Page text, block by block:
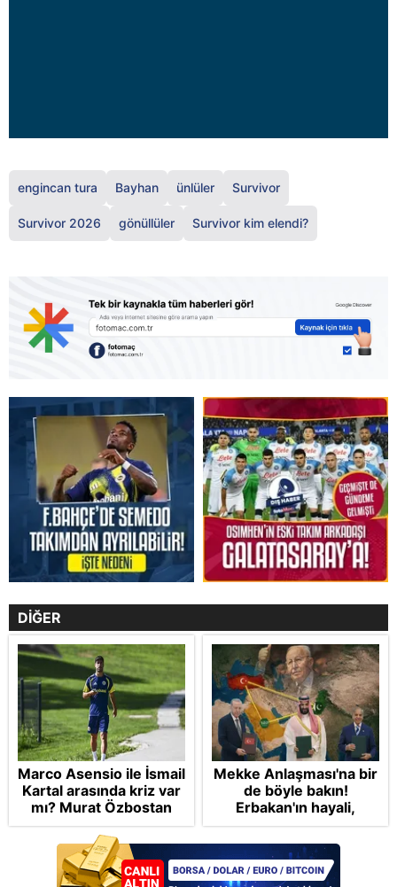
engincan tura Bayhan ünlüler Survivor
Survivor 2026 gönüllüler Survivor kim elendi?
DİĞER
Marco Asensio ile İsmail
Kartal arasında kriz var
mı? Murat Özbostan
analiz etti: Egoları da
yönetmelisiniz
Mekke Anlaşması'na bir
de böyle bakın!
Erbakan'ın hayali,
Cumhur'un vizyonu:
İslam NATO'suna
Başkan Erdoğan mührü